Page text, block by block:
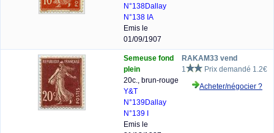
N°138Dallay
N°138 IA
Emis le
01/09/1907
Semeuse fond
plein
20c., brun-rouge
Y&T
N°139Dallay
N°139 I
Emis le
RAKAM33 vend
1
Prix demandé 1.2€
Acheter/négocier ?